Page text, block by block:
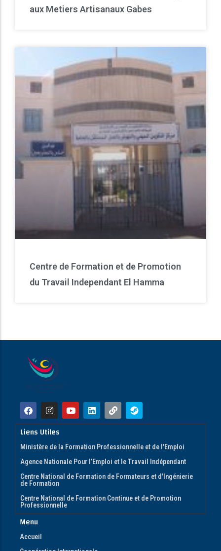
aux Metiers Artisanaux Gabes
Centre de Formation et de Promotion
du Travail Independant El Hamma
Liens Utiles
Ministère de la Formation Professionnelle et de l'Emploi
Agence Nationale Pour l’Emploi et le Travail Indépendant
Centre National de Formation de Formateurs et d'Ingénierie
de Formation
Centre National de Formation Continue et de Promotion
Professionnelle
Menu
Accueil